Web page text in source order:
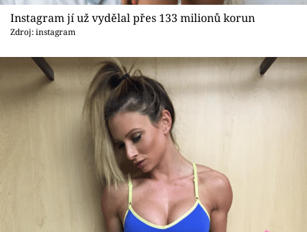
Instagram jí už vydělal přes 133 milionů korun
Zdroj: instagram